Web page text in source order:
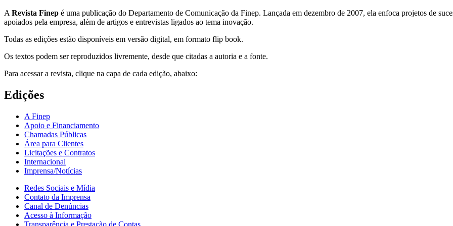
A Revista Finep é uma publicação do Departamento de Comunicação da Finep. Lançada em dezembro de 2007, ela enfoca projetos de
apoiados pela empresa, além de artigos e entrevistas ligados ao tema inovação.
Todas as edições estão disponíveis em versão digital, em formato flip book.
Os textos podem ser reproduzidos livremente, desde que citadas a autoria e a fonte.
Para acessar a revista, clique na capa de cada edição, abaixo:
Edições
A Finep
Apoio e Financiamento
Chamadas Públicas
Área para Clientes
Licitações e Contratos
Internacional
Imprensa/Notícias
Redes Sociais e Mídia
Contato da Imprensa
Canal de Denúncias
Acesso à Informação
Transparência e Prestação de Contas